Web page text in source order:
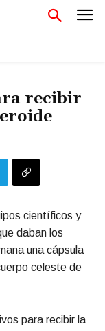
recibir
científicos y
daban los
una cápsula
celeste de
para recibir la